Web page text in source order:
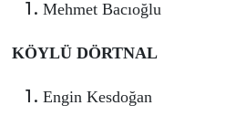
Mehmet Bacıoğlu
KÖYLÜ DÖRTNAL
Engin Kesdoğan